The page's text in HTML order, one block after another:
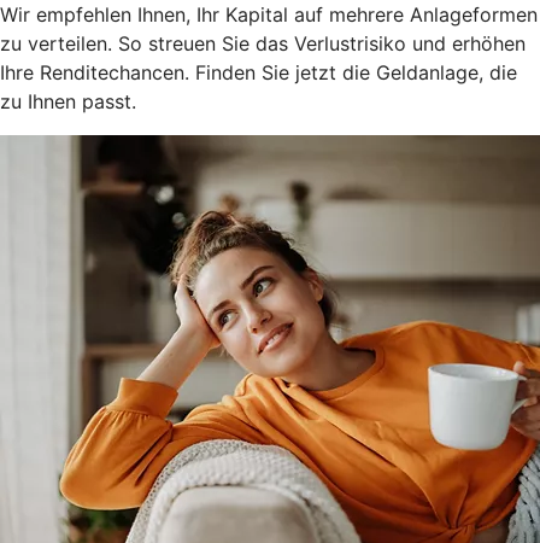
Wir empfehlen Ihnen, Ihr Kapital auf mehrere Anlageformen
zu verteilen. So streuen Sie das Verlustrisiko und erhöhen
Ihre Renditechancen. Finden Sie jetzt die Geldanlage, die
zu Ihnen passt.